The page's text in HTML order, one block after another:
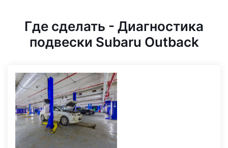
Где сделать - Диагностика
подвески Subaru Outback